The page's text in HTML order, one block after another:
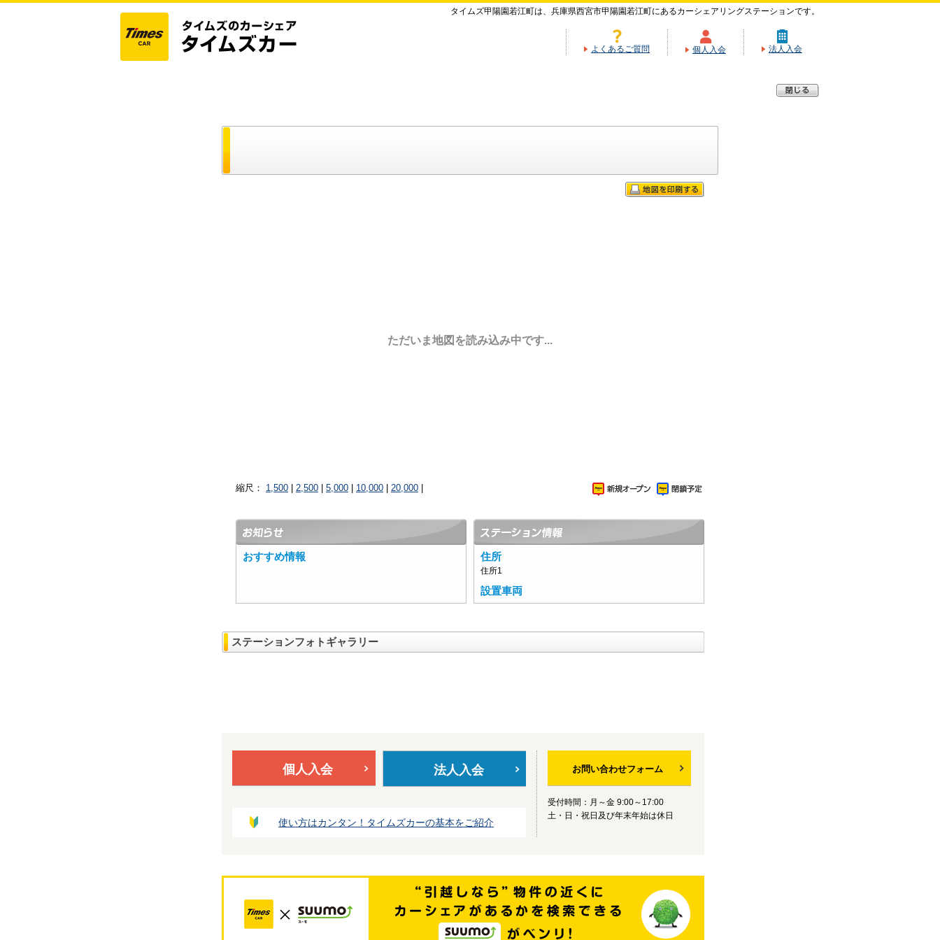
タイムズ甲陽園若江町は、兵庫県西宮市甲陽園若江町にあるカーシェアリングステーションです。
よくあるご質問 個人入会 法人入会
ただいま地図を読み込み中です...
縮尺： 1,500 2,500 5,000 10,000 20,000
おすすめ情報 住所
住所1
設置車両
ステーションフォトギャラリー
個人入会 法人入会
使い方はカンタン！タイムズカーの基本をご紹介
お問い合わせフォーム
受付時間：月～金 9:00～17:00
土・日・祝日及び年末年始は休日